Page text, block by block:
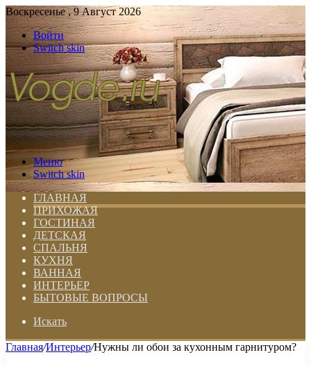
Воскресенье , 9 Август 2026
Войти
Switch skin
Меню
Switch skin
ГЛАВНАЯ
ПРИХОЖАЯ
ГОСТИНАЯ
ДЕТСКАЯ
СПАЛЬНЯ
КУХНЯ
ВАННАЯ
ИНТЕРЬЕР
БЫТОВЫЕ ВОПРОСЫ
Искать
Главная/Интерьер/Нужны ли обои за кухонным гарнитуром?